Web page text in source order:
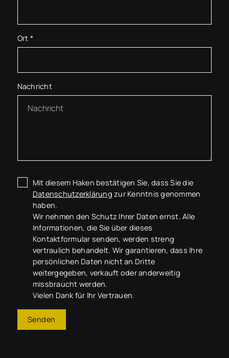
Ort *
Nachricht
Mit diesem Haken bestätigen Sie, dass Sie die
Datenschutzerklärung zur Kenntnis genommen
haben.
Wir nehmen den Schutz Ihrer Daten ernst. Alle
Informationen, die Sie über dieses
Kontaktformular senden, werden streng
vertraulich behandelt. Wir garantieren, dass Ihre
persönlichen Daten nicht an Dritte
weitergegeben, verkauft oder anderweitig
missbraucht werden.
Vielen Dank für Ihr Vertrauen.
Senden